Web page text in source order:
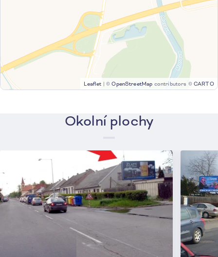
Leaflet | ©OpenStreetMap contributors © CARTO
Okolní plochy